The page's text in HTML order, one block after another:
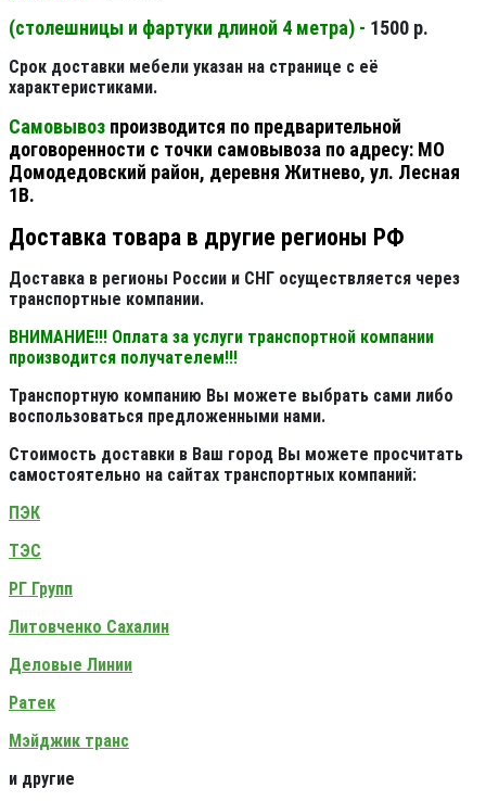
(столешницы и фартуки длиной 4 метра) - 1500 р.
Срок доставки мебели указан на странице с её
характеристиками.
Самовывоз производится по предварительной
договоренности с точки самовывоза по адресу: МО
Домодедовский район, деревня Житнево, ул. Лесная
1В.
Доставка товара в другие регионы РФ
Доставка в регионы России и СНГ осуществляется через
транспортные компании.
ВНИМАНИЕ!!! Оплата за услуги транспортной компании
производится получателем!!!
Транспортную компанию Вы можете выбрать сами либо
воспользоваться предложенными нами.
Стоимость доставки в Ваш город Вы можете просчитать
самостоятельно на сайтах транспортных компаний:
ПЭК
ТЭС
РГ Групп
Литовченко Сахалин
Деловые Линии
Ратек
Мэйджик транс
и другие